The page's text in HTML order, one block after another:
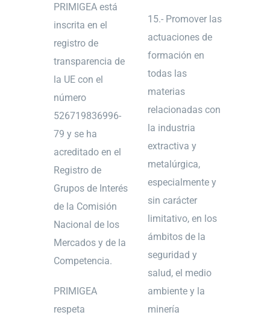
PRIMIGEA está
inscrita en el
registro de
transparencia de
la UE con el
número
526719836996-
79 y se ha
acreditado en el
Registro de
Grupos de Interés
de la Comisión
Nacional de los
Mercados y de la
Competencia.
PRIMIGEA
respeta
15.- Promover las
actuaciones de
formación en
todas las
materias
relacionadas con
la industria
extractiva y
metalúrgica,
especialmente y
sin carácter
limitativo, en los
ámbitos de la
seguridad y
salud, el medio
ambiente y la
minería